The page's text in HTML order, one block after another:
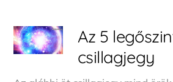
Az 5
csillagjegy